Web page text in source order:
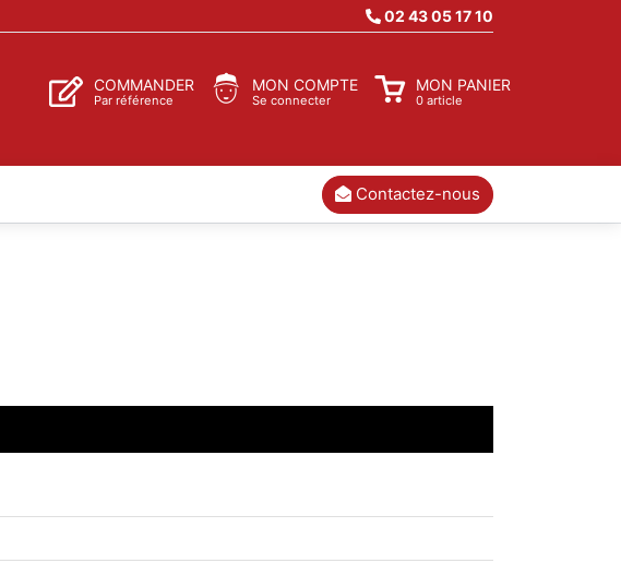
02 43 05 17 10
COMMANDER
Par référence
MON COMPTE
Se connecter
MON PANIER
0 article
Contactez-nous